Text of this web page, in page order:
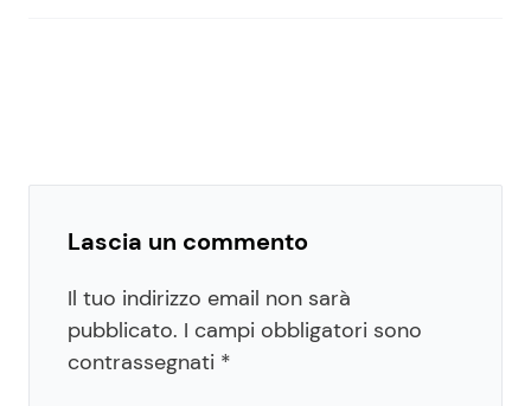
Lascia un commento
Il tuo indirizzo email non sarà
pubblicato. I campi obbligatori sono
contrassegnati *